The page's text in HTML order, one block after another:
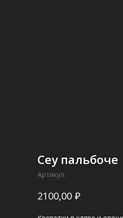
Сеу пальбоче
Артикул:
2100,00 ₽